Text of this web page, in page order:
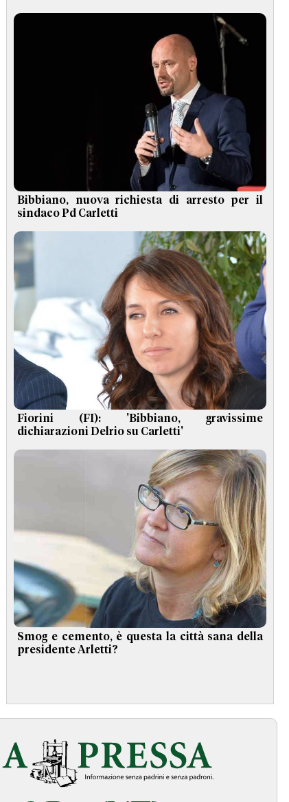
Bibbiano, nuova richiesta di arresto per il
sindaco Pd Carletti
Fiorini (FI): 'Bibbiano, gravissime
dichiarazioni Delrio su Carletti'
Smog e cemento, è questa la città sana della
presidente Arletti?